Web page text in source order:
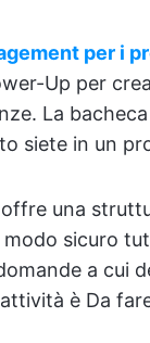
per i
Up per
La
siete in un
una
sicuro
a cui
è Da